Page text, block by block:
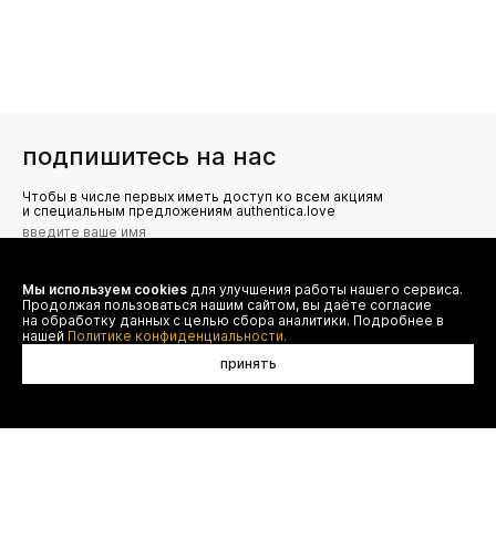
подпишитесь на нас
Чтобы в числе первых иметь доступ ко всем акциям
и специальным предложениям authentica.love
Я даю согласие на сбор, обработку и хранение моих
персональных данных (имя, email, телефон) для получения
рекламных и информационных рассылок от ООО 'БТ
Юнайтед', а также ознакомлен(а) с
Политикой конфиденциальности
Мы используем cookies для улучшения работы нашего сервиса.
Продолжая пользоваться нашим сайтом, вы даёте согласие
на обработку данных с целью сбора аналитики. Подробнее в
нашей Политике конфиденциальности.
принять